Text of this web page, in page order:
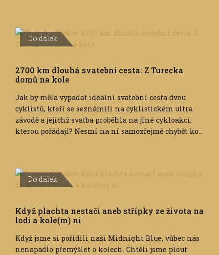
Do dálek
2700 km dlouhá svatební cesta: Z Turecka
domů na kole
Jak by měla vypadat ideální svatební cesta dvou
cyklistů, kteří se seznámili na cyklistickém ultra
závodě a jejichž svatba proběhla na jiné cykloakci,
kterou pořádají? Nesmí na ní samozřejmě chybět ko...
Do dálek
Když plachta nestačí aneb střípky ze života na
lodi a kole(m) ní
Když jsme si pořídili naši Midnight Blue, vůbec nás
nenapadlo přemýšlet o kolech. Chtěli jsme plout.